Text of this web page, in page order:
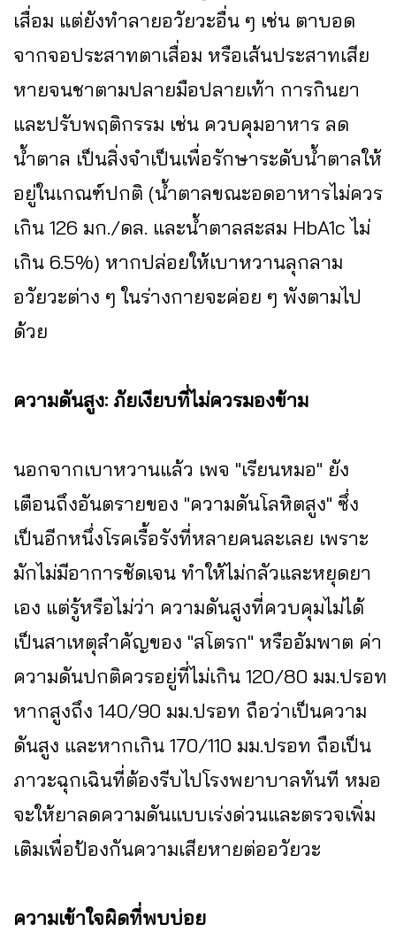
เสื่อม แต่ยังทำลายอวัยวะอื่น ๆ เช่น ตาบอด
จากจอประสาทตาเสื่อม หรือเส้นประสาทเสีย
หายจนชาตามปลายมือปลายเท้า การกินยา
และปรับพฤติกรรม เช่น ควบคุมอาหาร ลด
น้ำตาล เป็นสิ่งจำเป็นเพื่อรักษาระดับน้ำตาลให้
อยู่ในเกณฑ์ปกติ (น้ำตาลขณะอดอาหารไม่ควร
เกิน 126 มก./ดล. และน้ำตาลสะสม HbA1c ไม่
เกิน 6.5%) หากปล่อยให้เบาหวานลุกลาม
อวัยวะต่าง ๆ ในร่างกายจะค่อย ๆ พังตามไป
ด้วย
ความดันสูง: ภัยเงียบที่ไม่ควรมองข้าม
นอกจากเบาหวานแล้ว เพจ "เรียนหมอ" ยัง
เตือนถึงอันตรายของ "ความดันโลหิตสูง" ซึ่ง
เป็นอีกหนึ่งโรคเรื้อรังที่หลายคนละเลย เพราะ
มักไม่มีอาการชัดเจน ทำให้ไม่กลัวและหยุดยา
เอง แต่รู้หรือไม่ว่า ความดันสูงที่ควบคุมไม่ได้
เป็นสาเหตุสำคัญของ "สโตรก" หรืออัมพาต ค่า
ความดันปกติควรอยู่ที่ไม่เกิน 120/80 มม.ปรอท
หากสูงถึง 140/90 มม.ปรอท ถือว่าเป็นความ
ดันสูง และหากเกิน 170/110 มม.ปรอท ถือเป็น
ภาวะฉุกเฉินที่ต้องรีบไปโรงพยาบาลทันที หมอ
จะให้ยาลดความดันแบบเร่งด่วนและตรวจเพิ่ม
เติมเพื่อป้องกันความเสียหายต่ออวัยวะ
ความเข้าใจผิดที่พบบ่อย